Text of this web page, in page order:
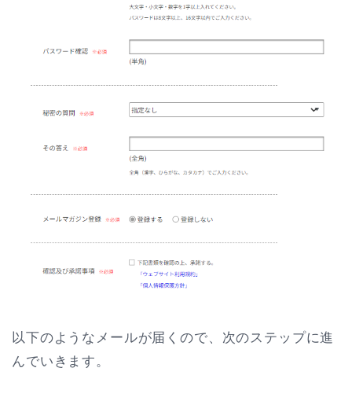
以下のようなメールが届くので、次のステップに進
んでいきます。